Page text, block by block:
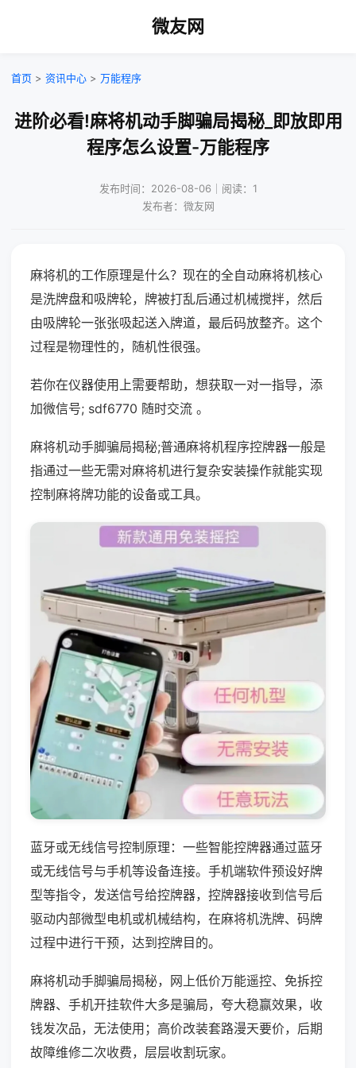
微友网
首页 > 资讯中心 > 万能程序
进阶必看!麻将机动手脚骗局揭秘_即放即用
程序怎么设置-万能程序
发布时间：2026-08-06｜阅读：1
发布者：微友网
麻将机的工作原理是什么？现在的全自动麻将机核心
是洗牌盘和吸牌轮，牌被打乱后通过机械搅拌，然后
由吸牌轮一张张吸起送入牌道，最后码放整齐。这个
过程是物理性的，随机性很强。
若你在仪器使用上需要帮助，想获取一对一指导，添
加微信号; sdf6770 随时交流 。
麻将机动手脚骗局揭秘;普通麻将机程序控牌器一般是
指通过一些无需对麻将机进行复杂安装操作就能实现
控制麻将牌功能的设备或工具。
蓝牙或无线信号控制原理：一些智能控牌器通过蓝牙
或无线信号与手机等设备连接。手机端软件预设好牌
型等指令，发送信号给控牌器，控牌器接收到信号后
驱动内部微型电机或机械结构，在麻将机洗牌、码牌
过程中进行干预，达到控牌目的。
麻将机动手脚骗局揭秘，网上低价万能遥控、免拆控
牌器、手机开挂软件大多是骗局，夸大稳赢效果，收
钱发次品，无法使用；高价改装套路漫天要价，后期
故障维修二次收费，层层收割玩家。